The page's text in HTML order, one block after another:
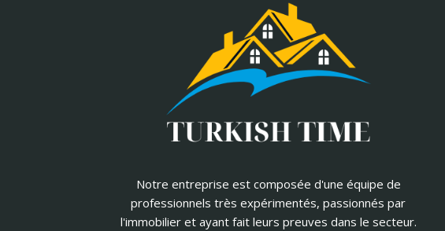
Notre entreprise est composée d'une équipe de
professionnels très expérimentés, passionnés par
l'immobilier et ayant fait leurs preuves dans le secteur.